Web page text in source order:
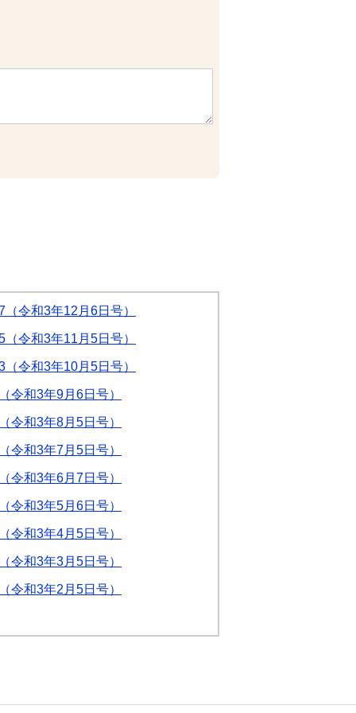
令和3年12月6日号）
令和3年11月5日号）
令和3年10月5日号）
和3年9月6日号）
和3年8月5日号）
和3年7月5日号）
和3年6月7日号）
和3年5月6日号）
和3年4月5日号）
和3年3月5日号）
和3年2月5日号）